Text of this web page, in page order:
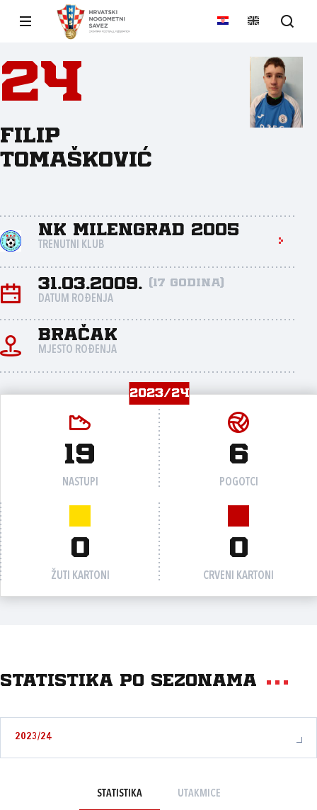
24
Filip
Tomašković
NK Milengrad 2005
TRENUTNI KLUB
31.03.2009. (17 godina)
DATUM ROĐENJA
Bračak
MJESTO ROĐENJA
2023/24
19
NASTUPI
6
POGOTCI
0
ŽUTI KARTONI
0
CRVENI KARTONI
Statistika po sezonama
2023/24
STATISTIKA UTAKMICE